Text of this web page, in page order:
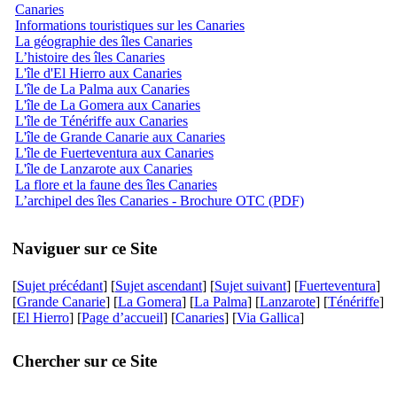
Canaries
Informations touristiques sur les Canaries
La géographie des îles Canaries
L’histoire des îles Canaries
L'île d'El Hierro aux Canaries
L'île de La Palma aux Canaries
L'île de La Gomera aux Canaries
L'île de Ténériffe aux Canaries
L'île de Grande Canarie aux Canaries
L'île de Fuerteventura aux Canaries
L'île de Lanzarote aux Canaries
La flore et la faune des îles Canaries
L’archipel des îles Canaries - Brochure OTC (PDF)
Naviguer sur ce Site
[Sujet précédant] [Sujet ascendant] [Sujet suivant] [Fuerteventura]
[Grande Canarie] [La Gomera] [La Palma] [Lanzarote] [Ténériffe]
[El Hierro] [Page d’accueil] [Canaries] [Via Gallica]
Chercher sur ce Site